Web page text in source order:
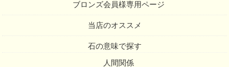
ブロンズ会員様専用ページ
当店のオススメ
石の意味で探す
人間関係